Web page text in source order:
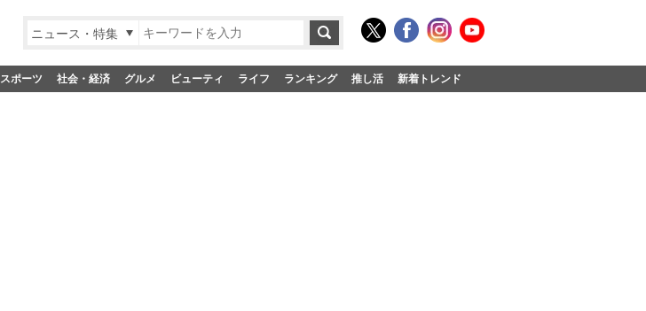
ニュース・特集
スポーツ 社会・経済 グルメ ビューティ ライフ ランキング 推し活 新着トレンド